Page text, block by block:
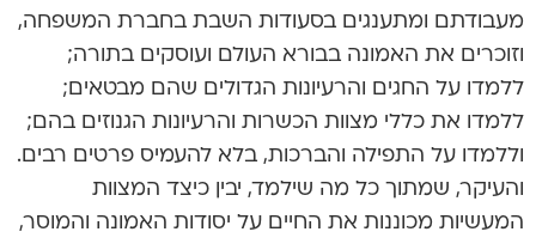
מעבודתם ומתענגים בסעודות השבת בחברת המשפחה,
וזוכרים את האמונה בבורא העולם ועוסקים בתורה;
ללמדו על החגים והרעיונות הגדולים שהם מבטאים;
ללמדו את כללי מצוות הכשרות והרעיונות הגנוזים בהם;
וללמדו על התפילה והברכות, בלא להעמיס פרטים רבים.
והעיקר, שמתוך כל מה שילמד, יבין כיצד המצוות
המעשיות מכוננות את החיים על יסודות האמונה והמוסר,